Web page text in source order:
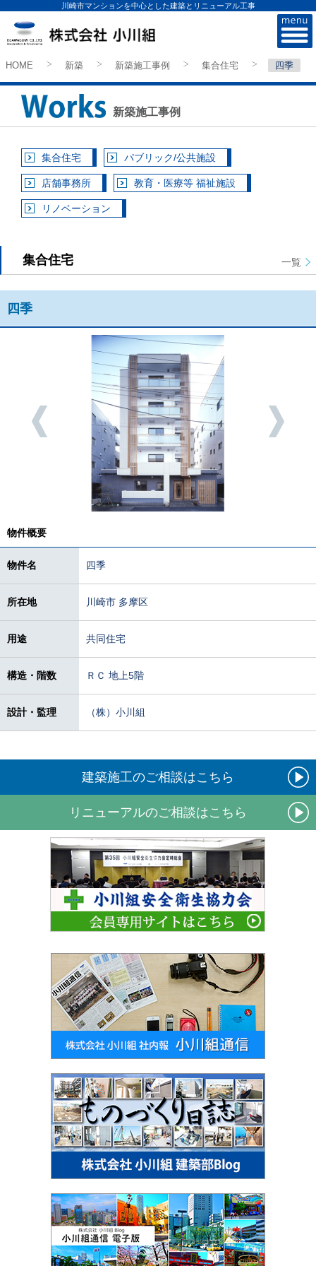
川崎市マンションを中心とした建築とリニューアル工事
HOME >新築 >新築施工事例 >
集合住宅 四季
新築施工事例
集合住宅 パブリック/公共施設
店舗事務所 教育・医療等 福祉施設
リノベーション
集合住宅 一覧
四季
物件概要
物件名 四季
所在地 川崎市 多摩区
用途 共同住宅
構造・階数 ＲＣ 地上5階
設計・監理 （株）小川組
建築施工のご相談はこちら
リニューアルのご相談はこちら